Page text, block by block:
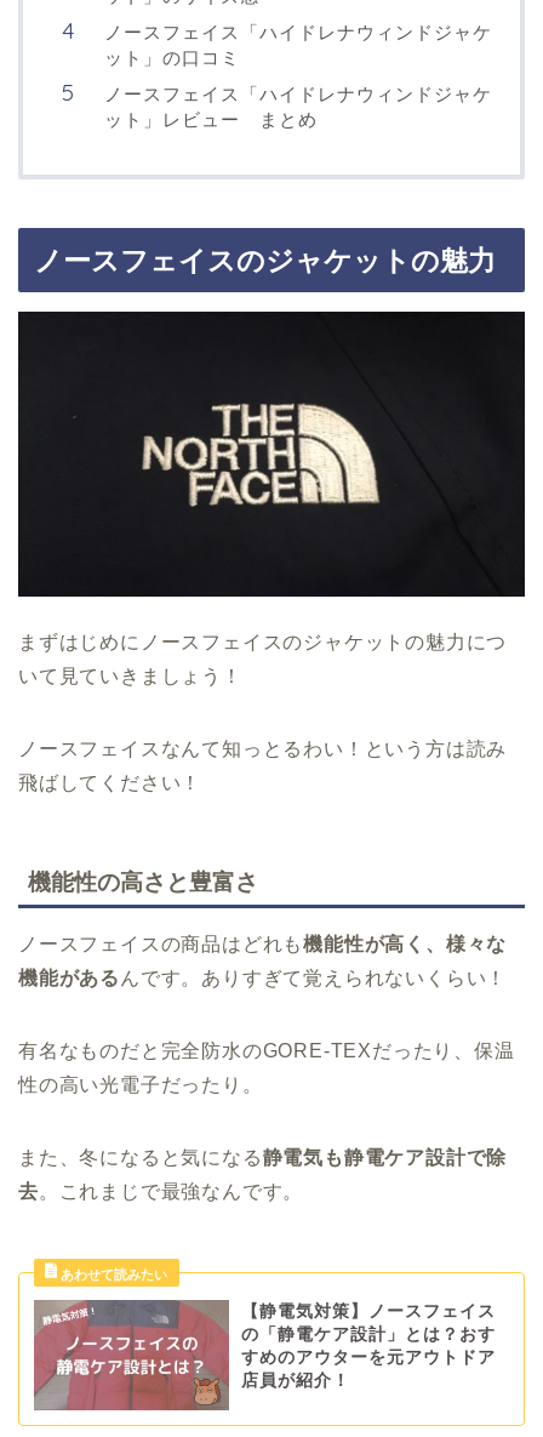
ノースフェイス「ハイドレナウィンドジャケ
ット」の口コミ
ノースフェイス「ハイドレナウィンドジャケ
ット」レビュー まとめ
ノースフェイスのジャケットの魅力
まずはじめにノースフェイスのジャケットの魅力につ
いて見ていきましょう！
ノースフェイスなんて知っとるわい！という方は読み
飛ばしてください！
機能性の高さと豊富さ
ノースフェイスの商品はどれも機能性が高く、様々な
機能があるんです。ありすぎて覚えられないくらい！
有名なものだと完全防水のGORE-TEXだったり、保温
性の高い光電子だったり。
また、冬になると気になる静電気も静電ケア設計で除
去。これまじで最強なんです。
【静電気対策】ノースフェイス
の「静電ケア設計」とは？おす
すめのアウターを元アウトドア
店員が紹介！